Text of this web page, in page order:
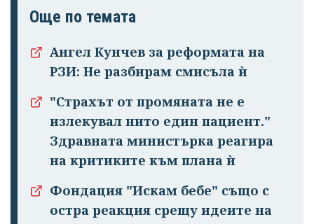
Още по темата
Ангел Кунчев за реформата на
РЗИ: Не разбирам смисъла ѝ
"Страхът от промяната не е
излекувал нито един пациент."
Здравната министърка реагира
на критиките към плана ѝ
Фондация "Искам бебе" също с
остра реакция срещу идеите на